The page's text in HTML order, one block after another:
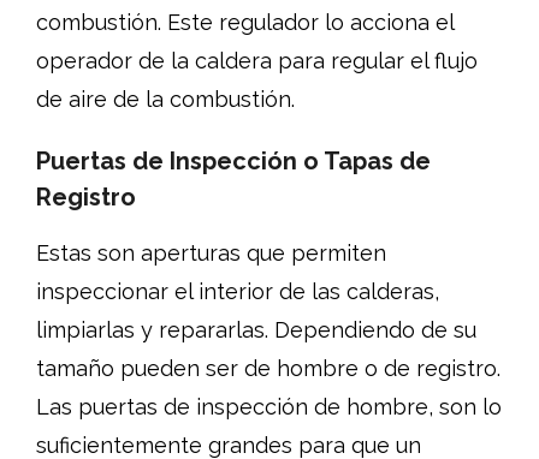
combustión. Este regulador lo acciona el
operador de la caldera para regular el flujo
de aire de la combustión.
Puertas de Inspección o Tapas de
Registro
Estas son aperturas que permiten
inspeccionar el interior de las calderas,
limpiarlas y repararlas. Dependiendo de su
tamaño pueden ser de hombre o de registro.
Las puertas de inspección de hombre, son lo
suficientemente grandes para que un